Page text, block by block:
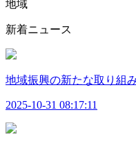
地域
新着ニュース
地域振興の新たな取り組
2025-10-31 08:17:11